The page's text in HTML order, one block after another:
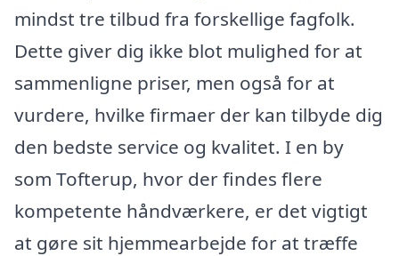
mindst tre tilbud fra forskellige fagfolk.
Dette giver dig ikke blot mulighed for at
sammenligne priser, men også for at
vurdere, hvilke firmaer der kan tilbyde dig
den bedste service og kvalitet. I en by
som Tofterup, hvor der findes flere
kompetente håndværkere, er det vigtigt
at gøre sit hjemmearbejde for at træffe